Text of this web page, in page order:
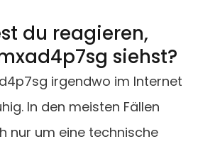
du reagieren,
siehst?
irgendwo im Internet
In den meisten Fällen
nur um eine technische